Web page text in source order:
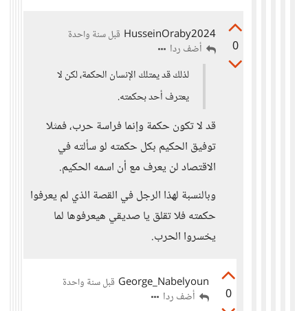
0
HusseinOraby2024 قبل سنة واحدة
أضف ردا
لذلك قد يمتلك الإنسان الحكمة، لكن لا
يعترف أحد بحكمته.
قد لا تكون حكمة وإنما فراسة حرب، فمثلا
توفيق الحكيم بكل حكمته لو سألته في
الاقتصاد لن يعرف مع أن اسمه الحكيم.
وبالنسبة لهذا الرجل في القصة الذي لم يعرفوا
حكمته فلا تقلق يا صديقي هيعرفوها لما
يخسروا الحرب.
0
George_Nabelyoun قبل سنة واحدة
أضف ردا